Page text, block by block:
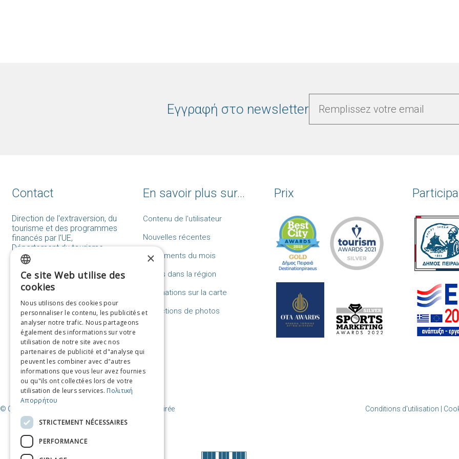
Εγγραφή στο newsletter
Contact
Direction de l'extraversion, du
tourisme et des programmes
financés par l'UE,
Département du tourisme
Makras Stoas 15, 18531,
Peiraias
Tel: 214.405.3453-4-5
tourismos@piraeus.gov.gr
Formulaire de contact
En savoir plus sur...
Contenu de l'utilisateur
Nouvelles récentes
Événements du mois
Hôtels dans la région
Destinations sur la carte
Collections de photos
Prix
© Copyright Destination Le Pirée / Municipalité du Pirée Conditions d'utilisation |
GREEK
FRENCH
ITALIAN
GERMAN
SPANISH
CHINESE (SIMPLIFIED)
CHINESE
×
Ce site Web utilise des
cookies
Nous utilisons des cookies pour
personnaliser le contenu, les publicités et
analyser notre trafic. Nous partageons
également des informations sur votre
utilisation de notre site avec nos
partenaires de publicité et d"analyse qui
peuvent les combiner avec d"autres
informations que vous leur avez fournies
ou qu"ils ont collectées lors de votre
utilisation de leurs services. Πολιτική
Απορρήτου
STRICTEMENT NÉCESSAIRES
PERFORMANCE